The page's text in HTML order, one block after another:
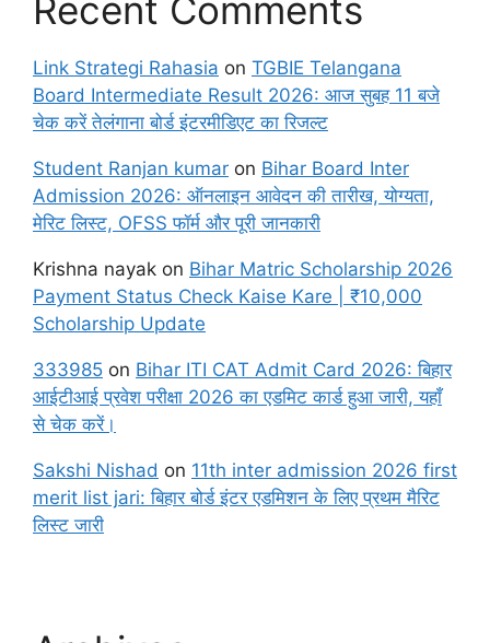
Recent Comments
Link Strategi Rahasia on TGBIE Telangana
Board Intermediate Result 2026: आज सुबह 11 बजे
चेक करें तेलंगाना बोर्ड इंटरमीडिएट का रिजल्ट
Student Ranjan kumar on Bihar Board Inter
Admission 2026: ऑनलाइन आवेदन की तारीख, योग्यता,
मेरिट लिस्ट, OFSS फॉर्म और पूरी जानकारी
Krishna nayak on Bihar Matric Scholarship 2026
Payment Status Check Kaise Kare | ₹10,000
Scholarship Update
333985 on Bihar ITI CAT Admit Card 2026: बिहार
आईटीआई प्रवेश परीक्षा 2026 का एडमिट कार्ड हुआ जारी, यहाँ
से चेक करें।
Sakshi Nishad on 11th inter admission 2026 first
merit list jari: बिहार बोर्ड इंटर एडमिशन के लिए प्रथम मैरिट
लिस्ट जारी